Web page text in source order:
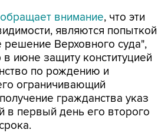
обращает внимание, что эти
являются попыткой
решение Верховного суда",
июне защиту конституцией
по рождению и
ограничивающий
гражданства указ
в первый день его второго